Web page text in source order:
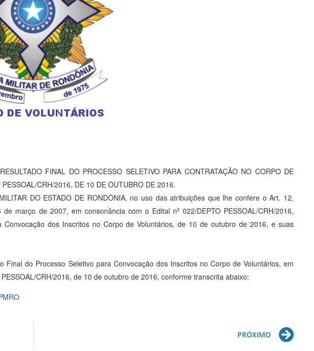
FINAL DO PROCESSO SELETIVO PARA CONTRATAÇÃO NO CORPO DE
CRH/2016, DE 10 DE OUTUBRO DE 2016.
DO ESTADO DE RONDÔNIA, no uso das atribuições que lhe confere o Art. 12,
março de 2007, em consonância com o Edital nº 022/DEPTO PESSOAL/CRH/2016,
Convocação dos Inscritos no Corpo de Voluntários, de 10 de outubro de 2016, e suas
Final do Processo Seletivo para Convocação dos Inscritos no Corpo de Voluntários, em
CRH/2016, de 10 de outubro de 2016, conforme transcrita abaixo:
PRÓXIMO Next